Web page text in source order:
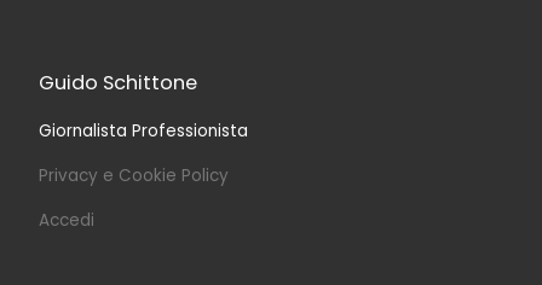
Guido Schittone
Giornalista Professionista
Privacy e Cookie Policy
Accedi